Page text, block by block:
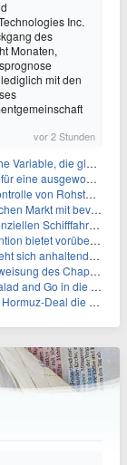
Inc.
des
Monaten,
mit den
vor 2 Stunden
umgestaltet
wirtschaftliche Zukunft ein
vor konkurrierenden Visionen
Sekundärlisting
im Hormuskanal
keine langfristige Lösung
Inflationssorgen gegenüber
ehemaligen Dolphin-CEOs
Geschichte für Investoren
lindert